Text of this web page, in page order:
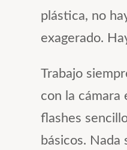
plástica, no
exagerado.
Trabajo
con la cámara
flashes
básicos. Nada